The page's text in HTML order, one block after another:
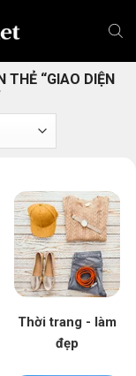
THẺ “GIAO DIỆN
Thời trang - làm
đẹp